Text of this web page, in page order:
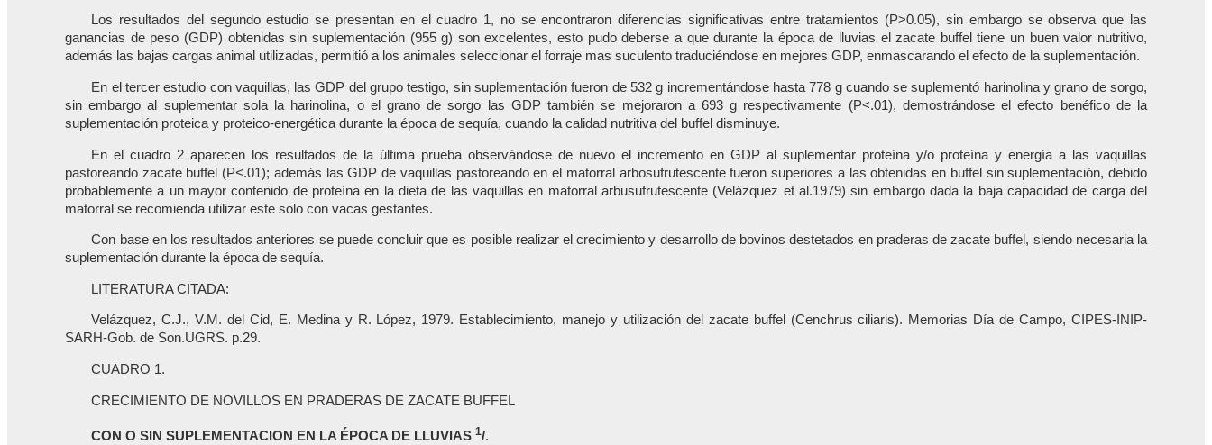
Los resultados del segundo estudio se presentan en el cuadro 1, no se encontraron diferencias significativas entre tratamientos (P>0.05), sin embargo se observa que las
ganancias de peso (GDP) obtenidas sin suplementación (955 g) son excelentes, esto pudo deberse a que durante la época de lluvias el zacate buffel tiene un buen valor nutritivo,
además las bajas cargas animal utilizadas, permitió a los animales seleccionar el forraje mas suculento traduciéndose en mejores GDP, enmascarando el efecto de la suplementación.
En el tercer estudio con vaquillas, las GDP del grupo testigo, sin suplementación fueron de 532 g incrementándose hasta 778 g cuando se suplementó harinolina y grano de sorgo,
sin embargo al suplementar sola la harinolina, o el grano de sorgo las GDP también se mejoraron a 693 g respectivamente (P<.01), demostrándose el efecto benéfico de la
suplementación proteica y proteico-energética durante la época de sequía, cuando la calidad nutritiva del buffel disminuye.
En el cuadro 2 aparecen los resultados de la última prueba observándose de nuevo el incremento en GDP al suplementar proteína y/o proteína y energía a las vaquillas
pastoreando zacate buffel (P<.01); además las GDP de vaquillas pastoreando en el matorral arbosufrutescente fueron superiores a las obtenidas en buffel sin suplementación, debido
probablemente a un mayor contenido de proteína en la dieta de las vaquillas en matorral arbusufrutescente (Velázquez et al.1979) sin embargo dada la baja capacidad de carga del
matorral se recomienda utilizar este solo con vacas gestantes.
Con base en los resultados anteriores se puede concluir que es posible realizar el crecimiento y desarrollo de bovinos destetados en praderas de zacate buffel, siendo necesaria la
suplementación durante la época de sequía.
LITERATURA CITADA:
Velázquez, C.J., V.M. del Cid, E. Medina y R. López, 1979. Establecimiento, manejo y utilización del zacate buffel (Cenchrus ciliaris). Memorias Día de Campo, CIPES-INIP-
SARH-Gob. de Son.UGRS. p.29.
CUADRO 1.
CRECIMIENTO DE NOVILLOS EN PRADERAS DE ZACATE BUFFEL
CON O SIN SUPLEMENTACION EN LA ÉPOCA DE LLUVIAS1/.